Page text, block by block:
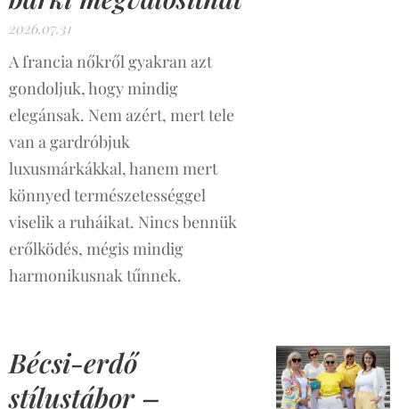
2026.07.31
A francia nőkről gyakran azt
gondoljuk, hogy mindig
elegánsak. Nem azért, mert tele
van a gardróbjuk
luxusmárkákkal, hanem mert
könnyed természetességgel
viselik a ruháikat. Nincs bennük
erőlködés, mégis mindig
harmonikusnak tűnnek.
Bécsi-erdő
stílustábor –